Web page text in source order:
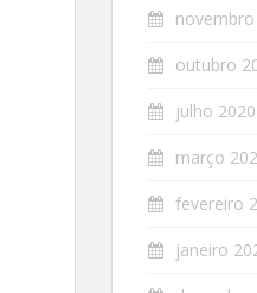
outubro
julho 2020
março
fevereiro
janeiro